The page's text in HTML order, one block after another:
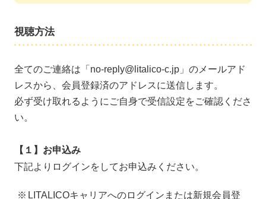
視聴方法
全てのご連絡は「no-reply@litalico-c.jp」のメールアド
レスから、会員登録済のアドレスに送信します。
必ず受け取れるようにご自身で受信設定をご確認くださ
い。
【１】お申込み
下記よりログインをしてお申込みください。
LITALICOキャリアへのログインまたは新規会員登